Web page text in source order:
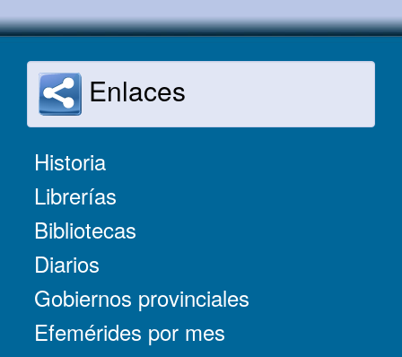
Enlaces
Historia
Librerías
Bibliotecas
Diarios
Gobiernos provinciales
Efemérides por mes